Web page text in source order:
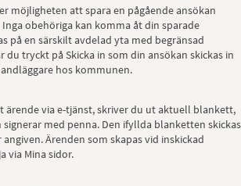
möjligheten att spara en pågående ansökan
obehöriga kan komma åt din sparade
på en särskilt avdelad yta med begränsad
du tryckt på Skicka in som din ansökan skickas in
hos kommunen.
ärende via e-tjänst, skriver du ut aktuell blankett,
med penna. Den ifyllda blanketten skickas
Ärenden som skapas vid inskickad
via Mina sidor.